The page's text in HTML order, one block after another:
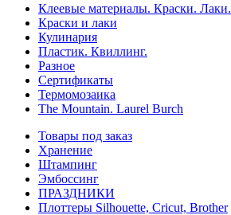
Клеевые материалы. Краски. Лаки.
Краски и лаки
Кулинария
Пластик. Квиллинг.
Разное
Сертификаты
Термомозаика
The Mountain. Laurel Burch
Товары под заказ
Хранение
Штампинг
Эмбоссинг
ПРАЗДНИКИ
Плоттеры Silhouette, Cricut, Brother